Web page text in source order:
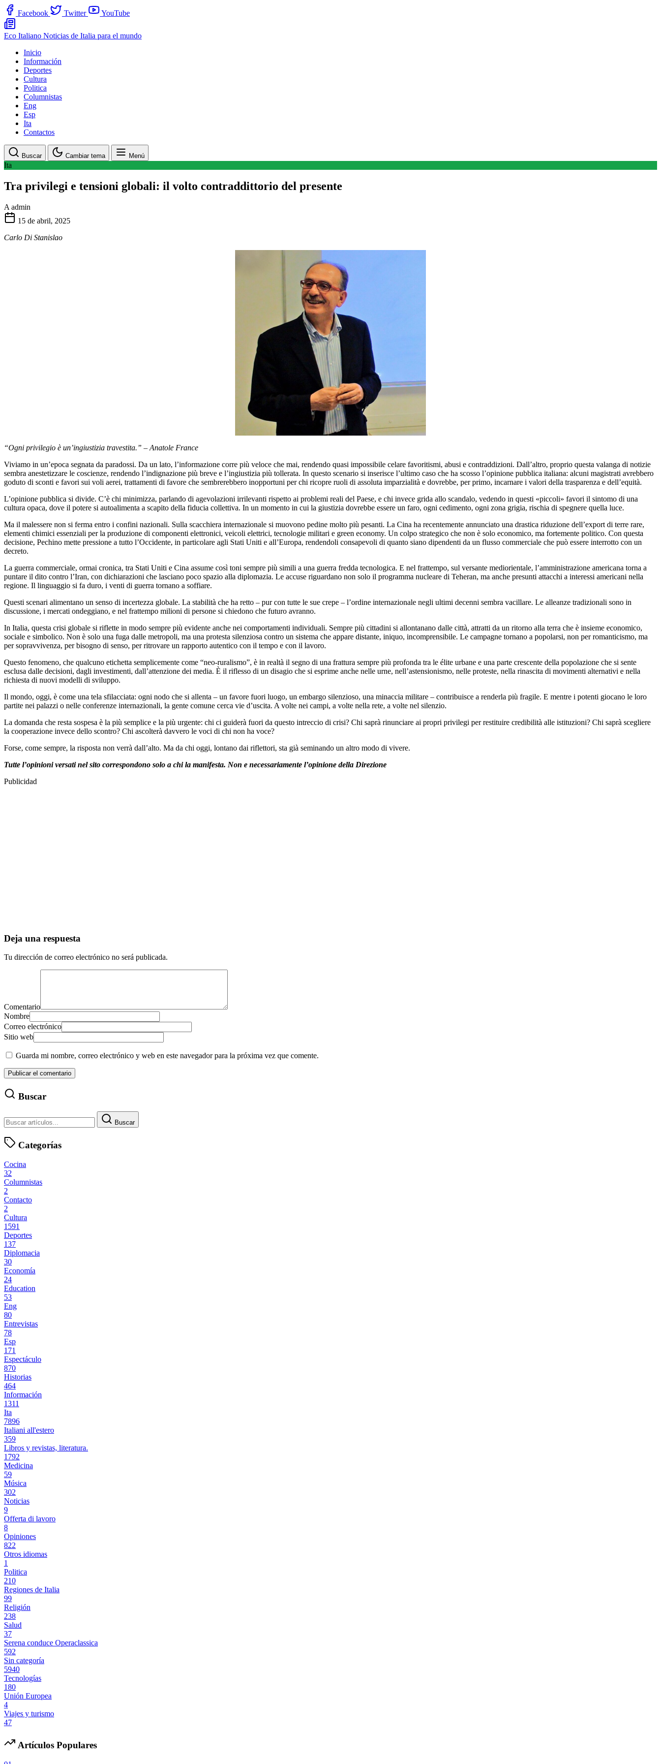
Facebook Twitter YouTube
Eco Italiano Noticias de Italia para el mundo
Inicio
Información
Deportes
Cultura
Politica
Columnistas
Eng
Esp
Ita
Contactos
Buscar Cambiar tema Menú
Ita
Tra privilegi e tensioni globali: il volto contraddittorio del presente
A admin
15 de abril, 2025
Carlo Di Stanislao
“Ogni privilegio è un’ingiustizia travestita.” – Anatole France
Viviamo in un’epoca segnata da paradossi. Da un lato, l’informazione corre più veloce che mai, rendendo quasi impossibile celare favoritismi, abusi e contraddizioni. Dall’altro, proprio questa valanga di notizie
sembra anestetizzare le coscienze, rendendo l’indignazione più breve e l’ingiustizia più tollerata. In questo scenario si inserisce l’ultimo caso che ha scosso l’opinione pubblica italiana: alcuni magistrati avrebbero
goduto di sconti e favori sui voli aerei, trattamenti di favore che sembrerebbero inopportuni per chi ricopre ruoli di assoluta imparzialità e dovrebbe, per primo, incarnare i valori della trasparenza e dell’equità.
L’opinione pubblica si divide. C’è chi minimizza, parlando di agevolazioni irrilevanti rispetto ai problemi reali del Paese, e chi invece grida allo scandalo, vedendo in questi «piccoli» favori il sintomo di una
cultura opaca, dove il potere si autoalimenta a scapito della fiducia collettiva. In un momento in cui la giustizia dovrebbe essere un faro, ogni cedimento, ogni zona grigia, rischia di spegnere quella luce.
Ma il malessere non si ferma entro i confini nazionali. Sulla scacchiera internazionale si muovono pedine molto più pesanti. La Cina ha recentemente annunciato una drastica riduzione dell’export di terre rare,
elementi chimici essenziali per la produzione di componenti elettronici, veicoli elettrici, tecnologie militari e green economy. Un colpo strategico che non è solo economico, ma fortemente politico. Con questa
decisione, Pechino mette pressione a tutto l’Occidente, in particolare agli Stati Uniti e all’Europa, rendendoli consapevoli di quanto siano dipendenti da un flusso commerciale che può essere interrotto con un
decreto.
La guerra commerciale, ormai cronica, tra Stati Uniti e Cina assume così toni sempre più simili a una guerra fredda tecnologica. E nel frattempo, sul versante mediorientale, l’amministrazione americana torna a
puntare il dito contro l’Iran, con dichiarazioni che lasciano poco spazio alla diplomazia. Le accuse riguardano non solo il programma nucleare di Teheran, ma anche presunti attacchi a interessi americani nella
regione. Il linguaggio si fa duro, i venti di guerra tornano a soffiare.
Questi scenari alimentano un senso di incertezza globale. La stabilità che ha retto – pur con tutte le sue crepe – l’ordine internazionale negli ultimi decenni sembra vacillare. Le alleanze tradizionali sono in
discussione, i mercati ondeggiano, e nel frattempo milioni di persone si chiedono che futuro avranno.
In Italia, questa crisi globale si riflette in modo sempre più evidente anche nei comportamenti individuali. Sempre più cittadini si allontanano dalle città, attratti da un ritorno alla terra che è insieme economico,
sociale e simbolico. Non è solo una fuga dalle metropoli, ma una protesta silenziosa contro un sistema che appare distante, iniquo, incomprensibile. Le campagne tornano a popolarsi, non per romanticismo, ma
per sopravvivenza, per bisogno di senso, per ritrovare un rapporto autentico con il tempo e con il lavoro.
Questo fenomeno, che qualcuno etichetta semplicemente come “neo-ruralismo”, è in realtà il segno di una frattura sempre più profonda tra le élite urbane e una parte crescente della popolazione che si sente
esclusa dalle decisioni, dagli investimenti, dall’attenzione dei media. È il riflesso di un disagio che si esprime anche nelle urne, nell’astensionismo, nelle proteste, nella rinascita di movimenti alternativi e nella
richiesta di nuovi modelli di sviluppo.
Il mondo, oggi, è come una tela sfilacciata: ogni nodo che si allenta – un favore fuori luogo, un embargo silenzioso, una minaccia militare – contribuisce a renderla più fragile. E mentre i potenti giocano le loro
partite nei palazzi o nelle conferenze internazionali, la gente comune cerca vie d’uscita. A volte nei campi, a volte nella rete, a volte nel silenzio.
La domanda che resta sospesa è la più semplice e la più urgente: chi ci guiderà fuori da questo intreccio di crisi? Chi saprà rinunciare ai propri privilegi per restituire credibilità alle istituzioni? Chi saprà scegliere
la cooperazione invece dello scontro? Chi ascolterà davvero le voci di chi non ha voce?
Forse, come sempre, la risposta non verrà dall’alto. Ma da chi oggi, lontano dai riflettori, sta già seminando un altro modo di vivere.
Tutte l’opinioni versati nel sito correspondono solo a chi la manifesta. Non e necessariamente l’opinione della Direzione
Publicidad
Deja una respuesta
Tu dirección de correo electrónico no será publicada.
Comentario
Nombre
Correo electrónico
Sitio web
Guarda mi nombre, correo electrónico y web en este navegador para la próxima vez que comente.
Buscar
Buscar
Categorías
Cocina
32
Columnistas
2
Contacto
2
Cultura
1591
Deportes
137
Diplomacia
30
Economía
24
Education
53
Eng
80
Entrevistas
78
Esp
171
Espectáculo
870
Historias
464
Información
1311
Ita
7896
Italiani all'estero
359
Libros y revistas, literatura.
1792
Medicina
59
Música
302
Noticias
9
Offerta di lavoro
8
Opiniones
822
Otros idiomas
1
Politica
210
Regiones de Italia
99
Religión
238
Salud
37
Serena conduce Operaclassica
592
Sin categoría
5940
Tecnologías
180
Unión Europea
4
Viajes y turismo
47
Artículos Populares